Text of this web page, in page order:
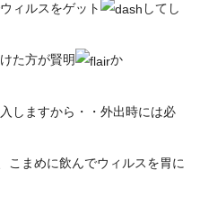
ィルスをゲット
してし
た方が賢明
か
しますから・・外出時には必
こまめに飲んでウィルスを胃に